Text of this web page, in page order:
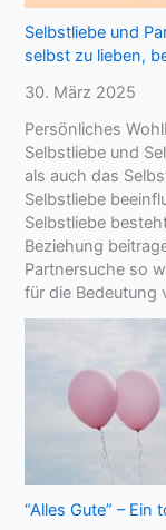
Selbstliebe und
selbst zu lieben,
30. März 2025
Persönliches
Selbstliebe und
als auch das
Selbstliebe
Selbstliebe
Beziehung
Partnersuche so
für die Bedeutung
“Alles Gute” –